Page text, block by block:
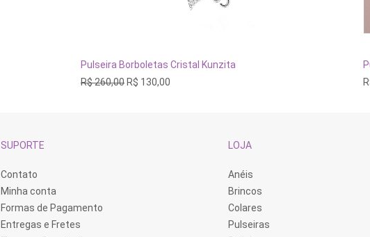
ADICIONAR AO CARRINHO
Pulseira Borboletas Cristal Kunzita
R$260,00OR$ 130,00
SUPORTE
Contato
Minha conta
Formas de Pagamento
Entregas e Fretes
LOJA
Anéis
Brincos
Colares
Pulseiras